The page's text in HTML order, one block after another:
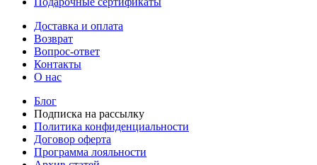
Доставка и оплата
Возврат
Вопрос-ответ
Контакты
О нас
Блог
Подписка на рассылку
Политика конфиденциальности
Договор оферта
Программа лояльности